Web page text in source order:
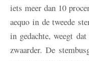
iets meer dan 10
aequo in de tweede
in gedachte, weegt
zwaarder. De